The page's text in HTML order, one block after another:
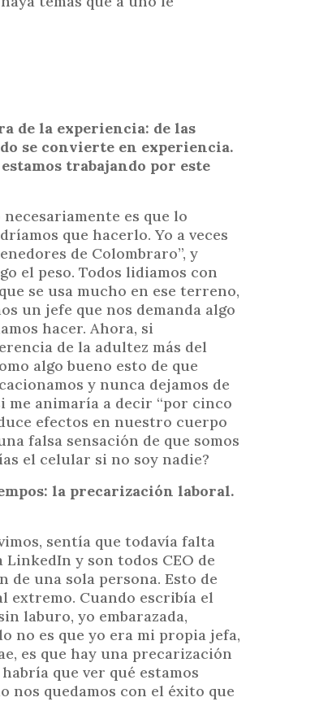
de la experiencia: de las
se convierte en experiencia.
trabajando por este
es que lo
que hacerlo. Yo a veces
de Colombraro”, y
el peso. Todos lidiamos con
se usa mucho en ese terreno,
un jefe que nos demanda algo
hacer. Ahora, si
de la adultez más del
algo bueno esto de que
y nunca dejamos de
me animaría a decir “por cinco
efectos en nuestro cuerpo
falsa sensación de que somos
el celular si no soy nadie?
la precarización laboral.
sentía que todavía falta
y son todos CEO de
de una sola persona. Esto de
extremo. Cuando escribía el
laburo, yo embarazada,
no es que yo era mi propia jefa,
es que hay una precarización
que ver qué estamos
nos quedamos con el éxito que